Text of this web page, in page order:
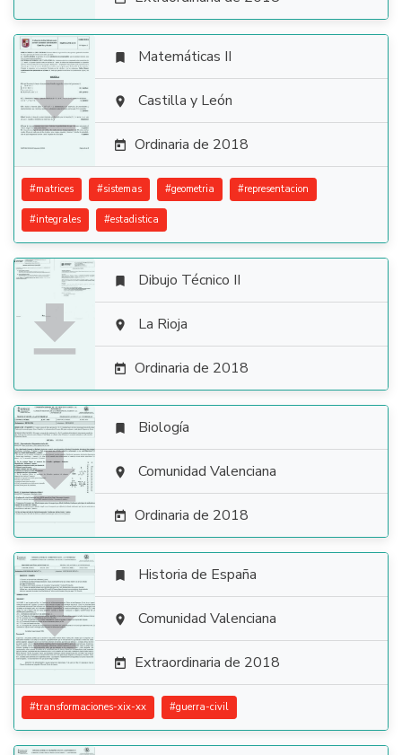

 Matemáticas II
 Castilla y León
 Ordinaria de 2018
#matrices #sistemas #geometria #representacion
#integrales #estadistica

 Dibujo Técnico II
 La Rioja
 Ordinaria de 2018

 Biología
 Comunidad Valenciana
 Ordinaria de 2018

 Historia de España
 Comunidad Valenciana
 Extraordinaria de 2018
#transformaciones-xix-xx #guerra-civil